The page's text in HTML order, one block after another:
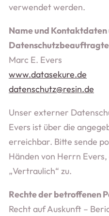
verwendet werden.
Name und
Marc E. Evers
www.datasekure.de
datenschutz@resin.de
Unser externer
Evers ist über die
erreichbar. Bitte sende
Händen von Herrn
„Vertraulich“ zu.
Rechte der betroffenen
Recht auf Auskunft –